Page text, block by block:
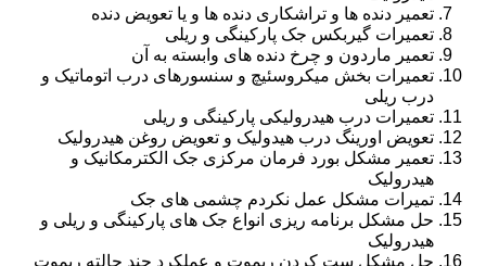
تعمیر دنده ها و تراشکاری دنده ها و یا تعویض دنده
تعمیرات گیربکس جک پارکینگی و ریلی
تعمیر ماردون و چرخ دنده های وابسته به آن
تعمیرات بخش میکروسئیچ و سنسورهای درب اتوماتیک و
درب ریلی
تعمیرات درب هیدرولیکی پارکینگی و ریلی
تعویض اورینگ درب هیدولیک و تعویض روغن هیدرولیک
تعمیر مشکل بورد فرمان مرکزی جک الکترمکانیک و
هیدرولیک
تمیرات مشکل عمل نکردم چشمی های جک
حل مشکل برنامه ریزی انواع جک های پارکینگی و ریلی و
هیدرولیک
حل مشکل ست کردن ریموت و عملکرد چند حالته ریموت